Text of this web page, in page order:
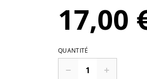
17,00
QUANTITÉ